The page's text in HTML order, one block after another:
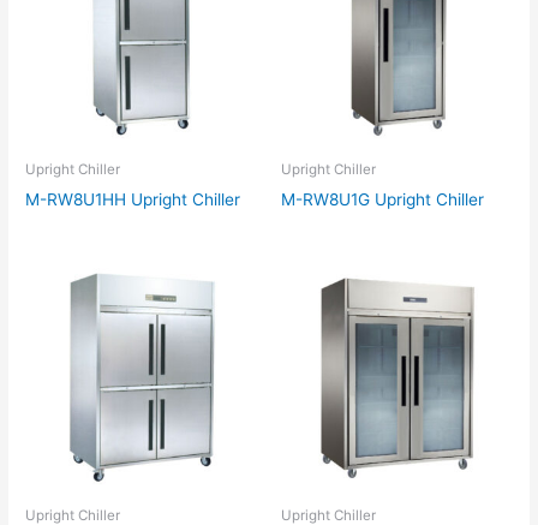
Upright Chiller
M-RW8U1HH Upright Chiller
Upright Chiller
M-RW8U1G Upright Chiller
Upright Chiller Upright Chiller